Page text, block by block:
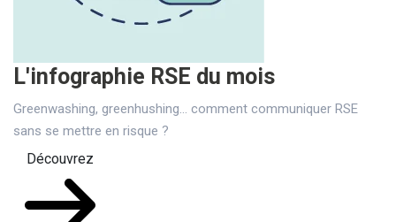
L'infographie RSE du mois
Greenwashing, greenhushing… comment communiquer RSE
sans se mettre en risque ?
Découvrez